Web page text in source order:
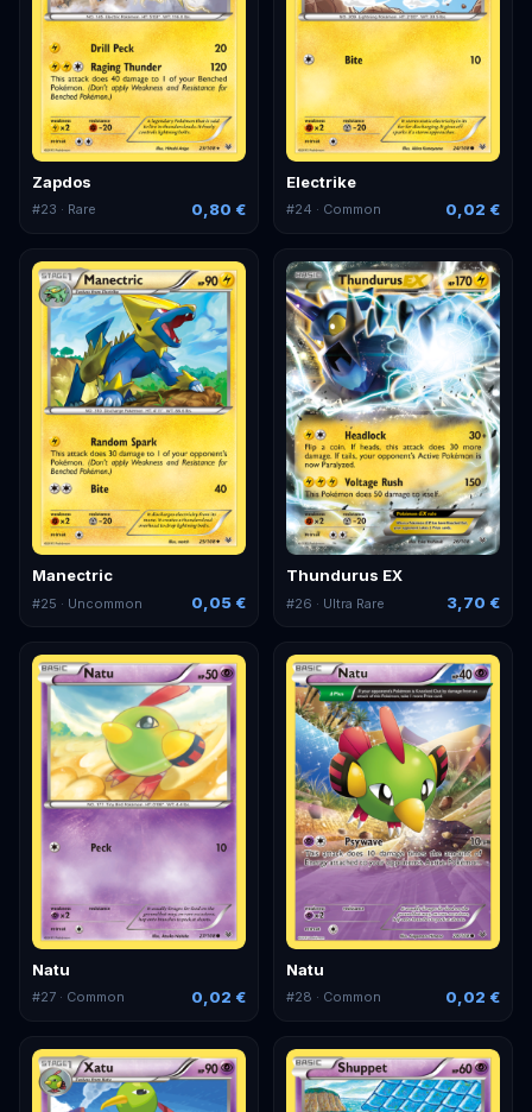
Zapdos
#23 · Rare 0,80 €
Electrike
#24 · Common 0,02 €
Manectric
#25 · Uncommon 0,05 €
Thundurus EX
#26 · Ultra Rare 3,70 €
Natu
#27 · Common 0,02 €
Natu
#28 · Common 0,02 €